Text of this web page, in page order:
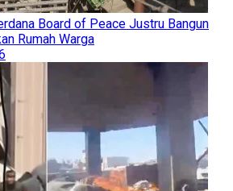
Board of Peace Justru Bangun
Rumah Warga